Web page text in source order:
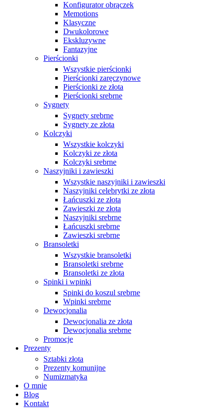
Konfigurator obrączek
Memotions
Klasyczne
Dwukolorowe
Ekskluzywne
Fantazyjne
Pierścionki
Wszystkie pierścionki
Pierścionki zaręczynowe
Pierścionki ze złota
Pierścionki srebrne
Sygnety
Sygnety srebrne
Sygnety ze złota
Kolczyki
Wszystkie kolczyki
Kolczyki ze złota
Kolczyki srebrne
Naszyjniki i zawieszki
Wszystkie naszyjniki i zawieszki
Naszyjniki celebrytki ze złota
Łańcuszki ze złota
Zawieszki ze złota
Naszyjniki srebrne
Łańcuszki srebrne
Zawieszki srebrne
Bransoletki
Wszystkie bransoletki
Bransoletki srebrne
Bransoletki ze złota
Spinki i wpinki
Spinki do koszul srebrne
Wpinki srebrne
Dewocjonalia
Dewocjonalia ze złota
Dewocjonalia srebrne
Promocje
Prezenty
Sztabki złota
Prezenty komunijne
Numizmatyka
O mnie
Blog
Kontakt